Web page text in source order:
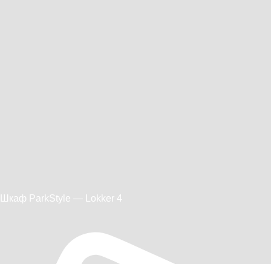
Шкаф ParkStyle — Lokker 4